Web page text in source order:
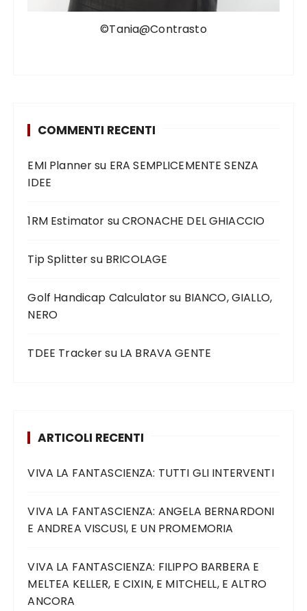
©Tania@Contrasto
COMMENTI RECENTI
EMI Plannersu ERA SEMPLICEMENTE SENZA
IDEE
1RM Estimator suCRONACHE DEL GHIACCIO
Tip Splittersu BRICOLAGE
Golf Handicap Calculatorsu BIANCO, GIALLO,
NERO
TDEE Trackersu LA BRAVA GENTE
ARTICOLI RECENTI
VIVA LA FANTASCIENZA: TUTTI GLI INTERVENTI
VIVA LA FANTASCIENZA: ANGELA BERNARDONI
E ANDREA VISCUSI, E UN PROMEMORIA
VIVA LA FANTASCIENZA: FILIPPO BARBERA E
MELTEA KELLER, E CIXIN, E MITCHELL, E ALTRO
ANCORA